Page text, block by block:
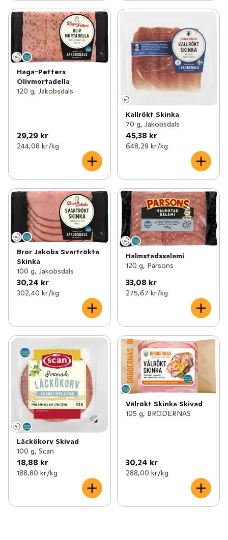
Haga-Petters
Olivmortadella
120 g, Jakobsdals
29,29 kr
244,08 kr /kg
Kallrökt Skinka
70 g, Jakobsdals
45,38 kr
648,29 kr /kg
Bror Jakobs Svartrökta
Skinka
100 g, Jakobsdals
30,24 kr
302,40 kr /kg
Halmstadssalami
120 g, Pärsons
33,08 kr
275,67 kr /kg
Läckökorv Skivad
100 g, Scan
18,88 kr
188,80 kr /kg
Välrökt Skinka Skivad
105 g, BRÖDERNAS
30,24 kr
288,00 kr /kg